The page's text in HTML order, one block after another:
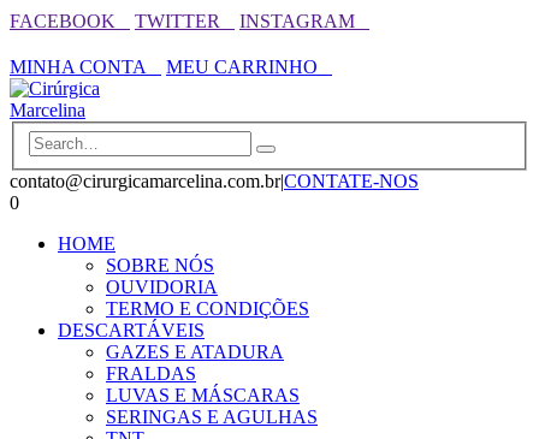
FACEBOOK⠀ TWITTER⠀
INSTAGRAM⠀
MINHA CONTA⠀
MEU CARRINHO⠀
contato@cirurgicamarcelina.com.br|CONTATE-NOS
0
HOME
SOBRE NÓS
OUVIDORIA
TERMO E CONDIÇÕES
DESCARTÁVEIS
GAZES E ATADURA
FRALDAS
LUVAS E MÁSCARAS
SERINGAS E AGULHAS